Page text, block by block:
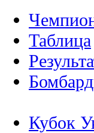
Таблица
Кубок